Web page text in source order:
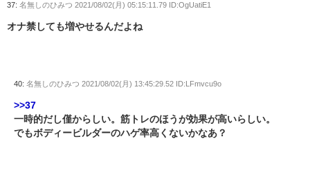
37: 名無しのひみつ 2021/08/02(月) 05:15:11.79 ID:OgUatiE1
オナ禁しても増やせるんだよね
40: 名無しのひみつ 2021/08/02(月) 13:45:29.52 ID:LFmvcu9o
>>37
一時的だし僅からしい。筋トレのほうが効果が高いらしい。
でもボディービルダーのハゲ率高くないかなあ？